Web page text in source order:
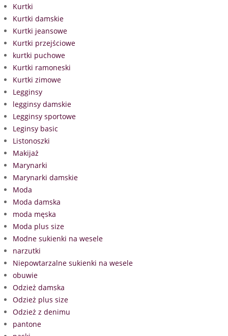
Kurtki
Kurtki damskie
Kurtki jeansowe
Kurtki przejściowe
kurtki puchowe
Kurtki ramoneski
Kurtki zimowe
Legginsy
legginsy damskie
Legginsy sportowe
Leginsy basic
Listonoszki
Makijaż
Marynarki
Marynarki damskie
Moda
Moda damska
moda męska
Moda plus size
Modne sukienki na wesele
narzutki
Niepowtarzalne sukienki na wesele
obuwie
Odzież damska
Odzież plus size
Odzież z denimu
pantone